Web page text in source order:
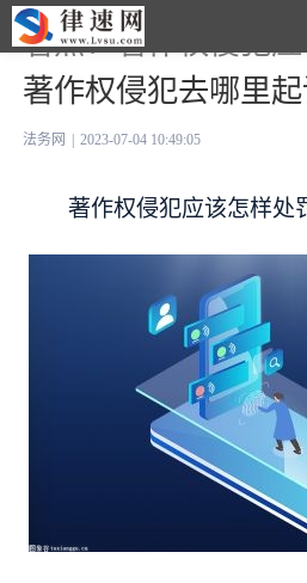
看点：著作权侵犯应
著作权侵犯去哪里起
法务网 2023-07-04 10:49:05
著作权侵犯应该怎样处